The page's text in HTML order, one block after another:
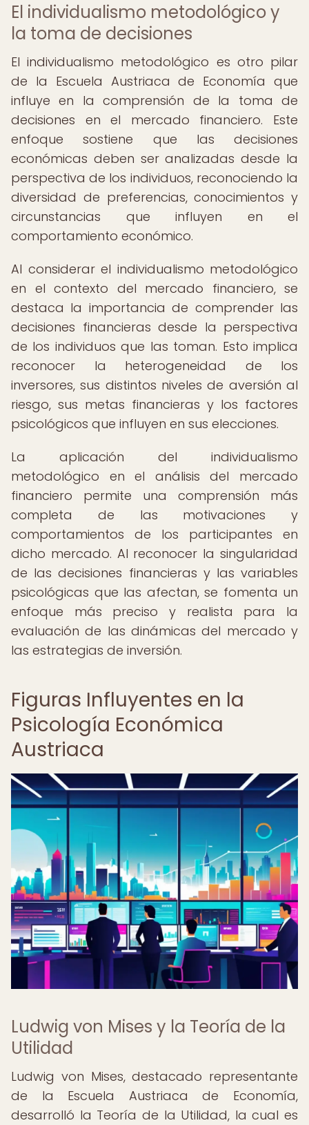
El individualismo metodológico y
la toma de decisiones
El individualismo metodológico es otro pilar
de la Escuela Austriaca de Economía que
influye en la comprensión de la toma de
decisiones en el mercado financiero. Este
enfoque sostiene que las decisiones
económicas deben ser analizadas desde la
perspectiva de los individuos, reconociendo la
diversidad de preferencias, conocimientos y
circunstancias que influyen en el
comportamiento económico.
Al considerar el individualismo metodológico
en el contexto del mercado financiero, se
destaca la importancia de comprender las
decisiones financieras desde la perspectiva
de los individuos que las toman. Esto implica
reconocer la heterogeneidad de los
inversores, sus distintos niveles de aversión al
riesgo, sus metas financieras y los factores
psicológicos que influyen en sus elecciones.
La aplicación del individualismo
metodológico en el análisis del mercado
financiero permite una comprensión más
completa de las motivaciones y
comportamientos de los participantes en
dicho mercado. Al reconocer la singularidad
de las decisiones financieras y las variables
psicológicas que las afectan, se fomenta un
enfoque más preciso y realista para la
evaluación de las dinámicas del mercado y
las estrategias de inversión.
Figuras Influyentes en la
Psicología Económica
Austriaca
Ludwig von Mises y la Teoría de la
Utilidad
Ludwig von Mises, destacado representante
de la Escuela Austriaca de Economía,
desarrolló la Teoría de la Utilidad, la cual es